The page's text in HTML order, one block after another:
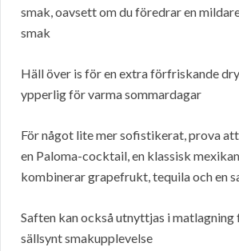
smak, oavsett om du föredrar en
smak
Häll över is för en extra förfriskande
ypperlig för varma sommardagar
För något lite mer sofistikerat, prova
en Paloma-cocktail, en klassisk
kombinerar grapefrukt, tequila och en
Saften kan också utnyttjas i matlagning
sällsynt smakupplevelse